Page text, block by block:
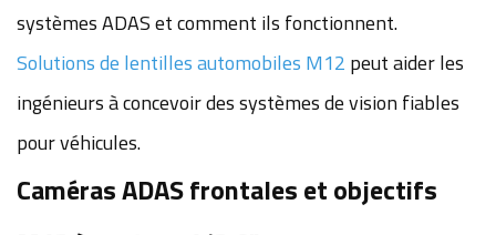
systèmes ADAS et comment ils fonctionnent.
Solutions de lentilles automobiles M12 peut aider les
ingénieurs à concevoir des systèmes de vision fiables
pour véhicules.
Caméras ADAS frontales et objectifs